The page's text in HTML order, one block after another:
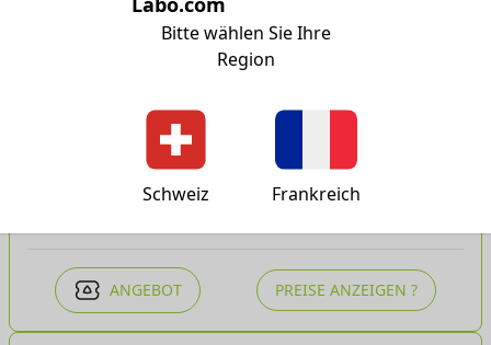
Bitte wählen Sie Ihre
Region
Schweiz Frankreich
ANGEBOT PREISE ANZEIGEN ?